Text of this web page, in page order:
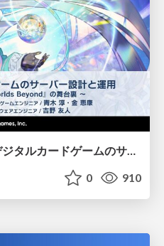
【CEDEC2026】次世代デジタルカードゲームのサーバー設計と運用 〜『Shadowverse: Worlds Beyond』の舞台裏～
0 910